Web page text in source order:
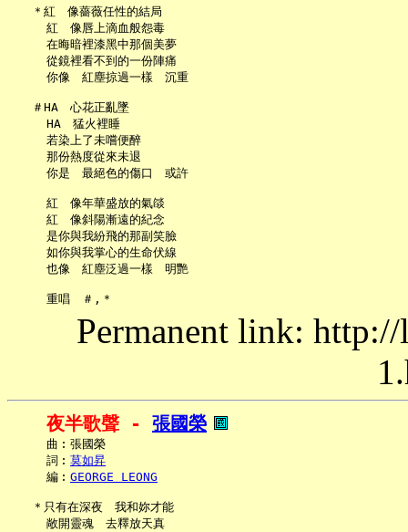
   ＊紅　像薔薇任性的結局
     紅　像唇上滴血般怨毒
     在晦暗裡漆黑中那個美夢
     從鏡裡看不到的一份陣痛
     你像　紅塵掠過一樣　沉重
   ＃HA　心花正亂墜
     HA　猛火裡睡
     若染上了未嚐便醉
     那份熱度從來未退
     你是　最絕色的傷口　或許
     紅　像年華盛放的氣燄
     紅　像斜陽漸遠的紀念
     是你與我紛飛的那副笑臉
     如你與我掌心的生命伏線
     也像　紅塵泛過一樣　明艷
Permanent link:
夜半歌聲 - 張國榮
     曲︰張國榮
     詞︰
莫如昇
     編︰
GEORGE LEONG
   ＊只有在深夜　我和妳才能
     敞開靈魂　去釋放天真